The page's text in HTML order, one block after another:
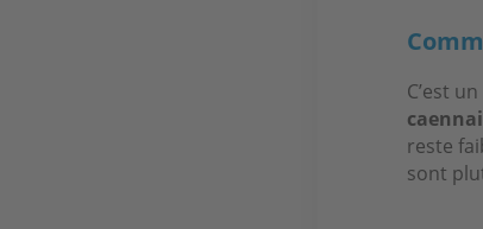
C’est
reste
sont